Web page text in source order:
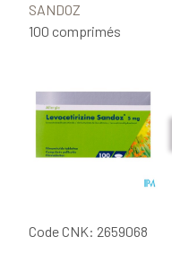
SANDOZ
100 comprimés
Code CNK: 2659068